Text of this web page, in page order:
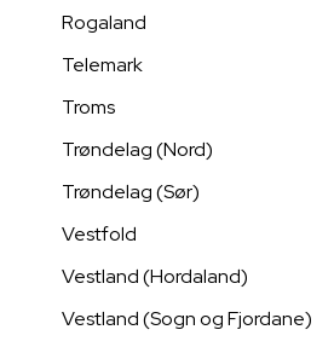
Rogaland
Telemark
Troms
Trøndelag (Nord)
Trøndelag (Sør)
Vestfold
Vestland (Hordaland)
Vestland (Sogn og Fjordane)